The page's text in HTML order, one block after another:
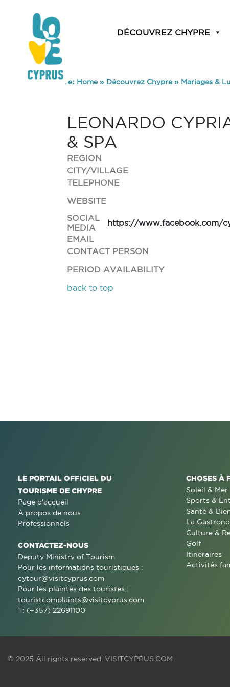
DÉCOUVREZ CHYPRE
You are here: Home» Découvrez Chypre» Mariages &
LEONARDO
& SPA
REGION
CITY/VILLAGE
TELEPHONE
WEBSITE
SOCIAL
MEDIA
https://www.facebook.com/
EMAIL
CONTACT PERSON
PERIOD AVAILABILITY
back to top
LE PORTAIL OFFICIEL DU
TOURISME DE CHYPRE
Page d'accueil
À propos de nous
Professionnels
CONTACTEZ-NOUS
Deputy Ministry of Tourism
Pour les informations touristiques :
cytour@visitcyprus.com
Pour les plaintes des touristes :
touristcomplaints@visitcyprus.com
T: (+357) 22691100
CHOSES À
Soleil & Mer
Sports &
Santé &
La
Culture &
Golf
Itinéraires
Activités
© 2025 All rights reserved. VISITCYPRUS.COM